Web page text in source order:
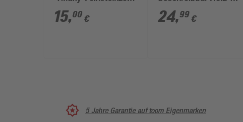
anthrazit 10 x 20 cm
15,00 €
Optik 30 x 30 cm
24,99 €
5 Jahre Garantie auf toom Eigenmarken